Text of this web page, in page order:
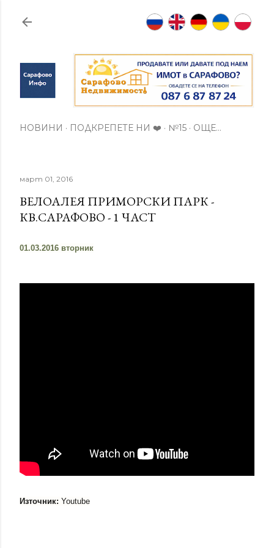
Пропускане към основното съдържание
НОВИНИ ПОДКРЕПЕТЕ НИ ❤️ №15 ОЩЕ…
март 01, 2016
ВЕЛОАЛЕЯ ПРИМОРСКИ ПАРК -
КВ.САРАФОВО - 1 ЧАСТ
01.03.2016 вторник
Източник: Youtube